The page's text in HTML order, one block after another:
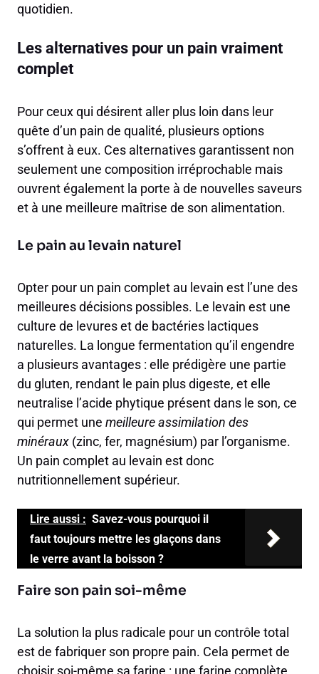
quotidien.
Les alternatives pour un pain vraiment
complet
Pour ceux qui désirent aller plus loin dans leur
quête d’un pain de qualité, plusieurs options
s’offrent à eux. Ces alternatives garantissent non
seulement une composition irréprochable mais
ouvrent également la porte à de nouvelles saveurs
et à une meilleure maîtrise de son alimentation.
Le pain au levain naturel
Opter pour un pain complet au levain est l’une des
meilleures décisions possibles. Le levain est une
culture de levures et de bactéries lactiques
naturelles. La longue fermentation qu’il engendre
a plusieurs avantages : elle prédigère une partie
du gluten, rendant le pain plus digeste, et elle
neutralise l’acide phytique présent dans le son, ce
qui permet une meilleure assimilation des
minéraux (zinc, fer, magnésium) par l’organisme.
Un pain complet au levain est donc
nutritionnellement supérieur.
Lire aussi : Savez-vous pourquoi il
faut toujours mettre les glaçons dans
le verre avant la boisson ?
Faire son pain soi-même
La solution la plus radicale pour un contrôle total
est de fabriquer son propre pain. Cela permet de
choisir soi-même sa farine : une farine complète